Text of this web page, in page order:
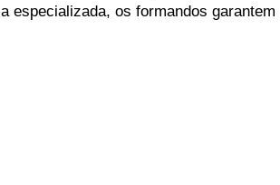
especializada, os formandos